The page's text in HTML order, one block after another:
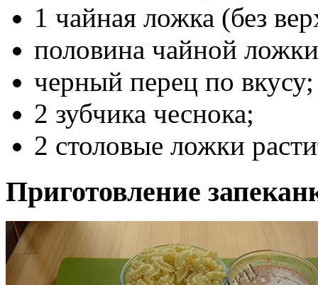
1 чайная ложка (без
половина чайной
черный перец по вкусу;
2 зубчика чеснока;
2 столовые ложки
Приготовление